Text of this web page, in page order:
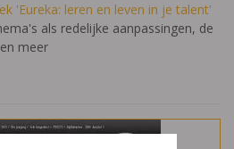
'Eureka: leren en leven in je talent'
als redelijke aanpassingen, de
meer